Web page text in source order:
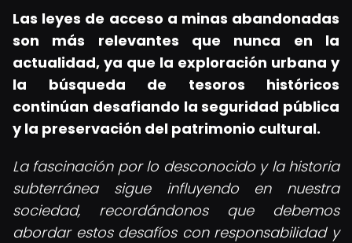
Las leyes de acceso a minas abandonadas
son más relevantes que nunca en la
actualidad, ya que la exploración urbana y
la búsqueda de tesoros históricos
continúan desafiando la seguridad pública
y la preservación del patrimonio cultural.
La fascinación por lo desconocido y la historia
subterránea sigue influyendo en nuestra
sociedad, recordándonos que debemos
abordar estos desafíos con responsabilidad y